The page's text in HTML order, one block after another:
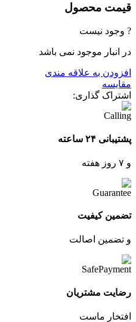
قیمت محصول
? وجود نیست
در انبار موجود نمی باشد
افزودن به علاقه مندی
مقایسه
اشتراک گذاری:
پشتیبانی ۲۴ ساعته
و ۷ روز هفته
تضمین کیفیت
و تضمین اصالت
رضایت مشتریان
افتخار ماست